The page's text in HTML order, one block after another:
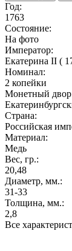
Год:
1763
Состояние:
На фото
Император:
Екатерина II (
Номинал:
2 копейки
Монетный
Страна:
Российская
Материал:
Медь
Вес, гр.:
20,48
Диаметр, мм.:
31-33
Толщина, мм.:
2,8
Все